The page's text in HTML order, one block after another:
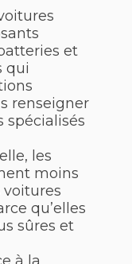
et
qui
renseigner
spécialisés
les
moins
voitures
qu’elles
sûres et